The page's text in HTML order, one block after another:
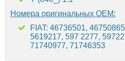
Номера оригинальных OEM:
FIAT: 46736501,
5619217, 597 2277,
71740977, 71746353